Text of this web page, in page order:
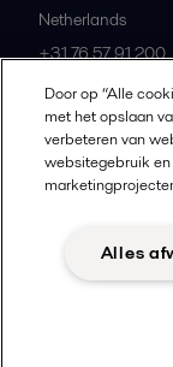
Netherlands
+31 76 57 91 200
All offices
Door op “Alle
met het opslaan
verbeteren van
websitegebruik
Alles